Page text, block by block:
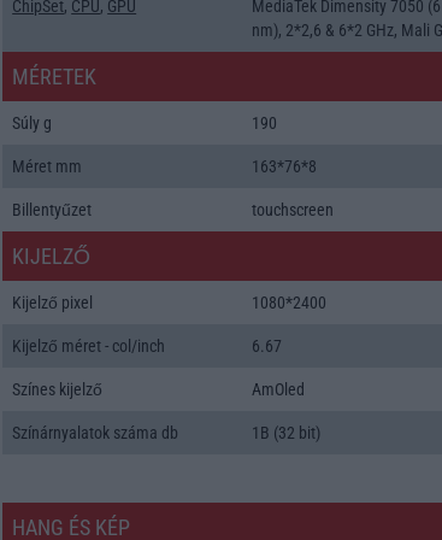
ChipSet, CPU, GPU
MediaTek Dimensity 7050 (6
nm), 2*2,6 & 6*2 GHz, Mali
MÉRETEK
Súly g 190
Méret mm 163*76*8
Billentyűzet touchscreen
KIJELZŐ
Kijelző pixel 1080*2400
Kijelző méret - col/inch 6.67
Színes kijelző AmOled
Színárnyalatok száma db 1B (32 bit)
HANG ÉS KÉP